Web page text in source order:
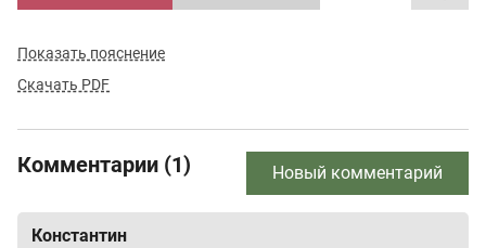
Показать пояснение
Скачать PDF
Комментарии (1) Новый комментарий
Константин